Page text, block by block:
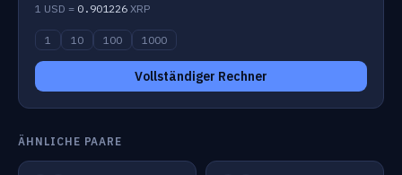
1 USD = 0.901226 XRP
1 10 100 1000
Vollständiger Rechner
ÄHNLICHE PAARE